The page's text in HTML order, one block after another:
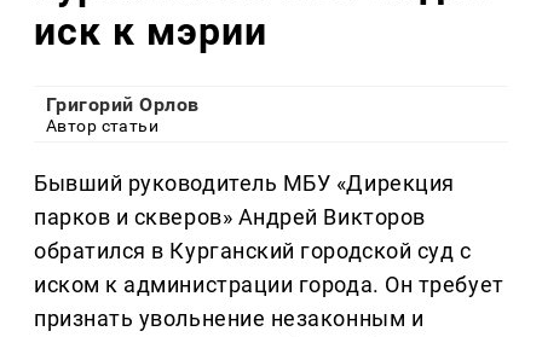
иск к мэрии
Григорий Орлов
Автор статьи
Бывший руководитель МБУ «Дирекция
парков и скверов» Андрей Викторов
обратился в Курганский городской суд с
иском к администрации города. Он требует
признать увольнение незаконным и